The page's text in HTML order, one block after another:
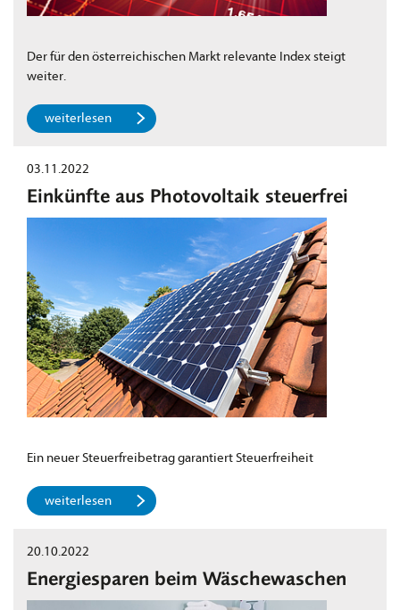
Der für den österreichischen Markt relevante Index steigt
weiter.
weiterlesen
03.11.2022
Einkünfte aus Photovoltaik steuerfrei
Ein neuer Steuerfreibetrag garantiert Steuerfreiheit
weiterlesen
20.10.2022
Energiesparen beim Wäschewaschen